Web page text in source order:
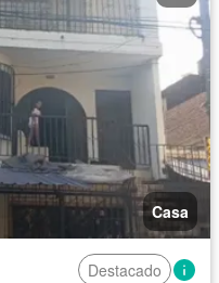
Casa
Destacado